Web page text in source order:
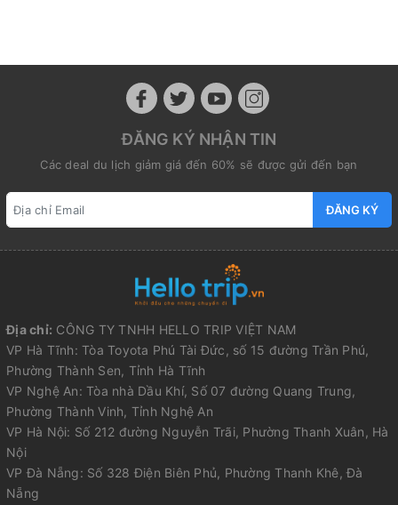
ĐĂNG KÝ NHẬN TIN
Các deal du lịch giảm giá đến 60% sẽ được gửi đến bạn
ĐĂNG KÝ
Địa chỉ: CÔNG TY TNHH HELLO TRIP VIỆT NAM
VP Hà Tĩnh: Tòa Toyota Phú Tài Đức, số 15 đường Trần Phú,
Phường Thành Sen, Tỉnh Hà Tĩnh
VP Nghệ An: Tòa nhà Dầu Khí, Số 07 đường Quang Trung,
Phường Thành Vinh, Tỉnh Nghệ An
VP Hà Nội: Số 212 đường Nguyễn Trãi, Phường Thanh Xuân, Hà
Nội
VP Đà Nẵng: Số 328 Điện Biên Phủ, Phường Thanh Khê, Đà
Nẵng